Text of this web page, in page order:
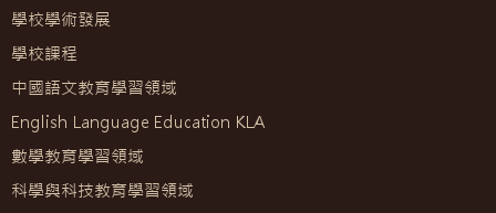
學校學術發展
學校課程
中國語文教育學習領域
English Language Education KLA
數學教育學習領域
科學與科技教育學習領域